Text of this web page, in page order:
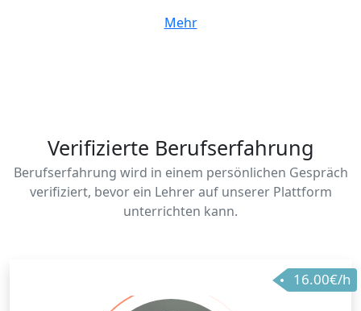
Mehr
Verifizierte Berufserfahrung
Berufserfahrung wird in einem persönlichen Gespräch
verifiziert, bevor ein Lehrer auf unserer Plattform
unterrichten kann.
16.00€/h